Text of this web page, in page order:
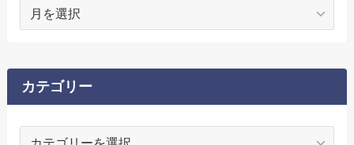
ブ
カテゴリー